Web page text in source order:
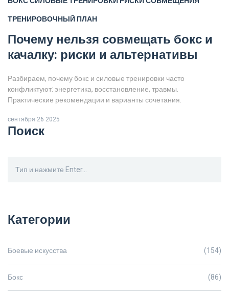
ТРЕНИРОВОЧНЫЙ ПЛАН
Почему нельзя совмещать бокс и
качалку: риски и альтернативы
Разбираем, почему бокс и силовые тренировки часто
конфликтуют: энергетика, восстановление, травмы.
Практические рекомендации и варианты сочетания.
сентября 26 2025
Поиск
Категории
Боевые искусства (154)
Бокс (86)